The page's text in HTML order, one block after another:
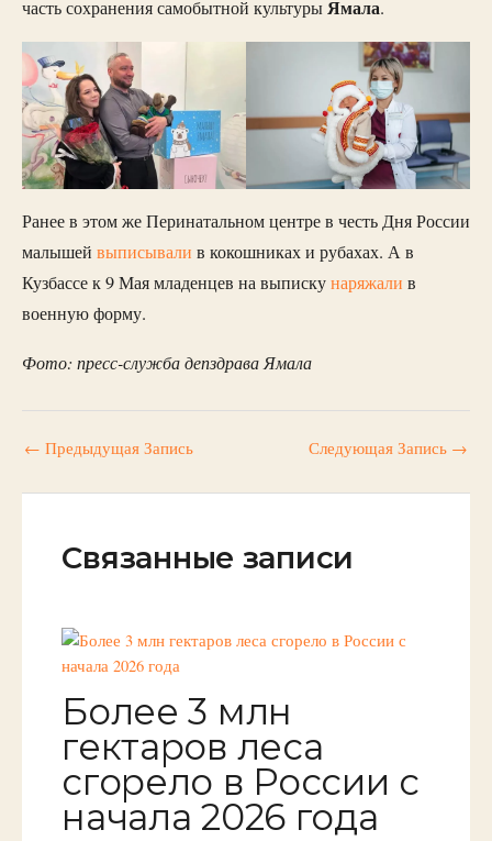
часть сохранения самобытной культурыЯмала.
Ранее в этом же Перинатальном центре в честь Дня России
малышей выписывали в кокошниках и рубахах. А в
Кузбассе к 9 Мая младенцев на выпискунаряжали в
военную форму.
Фото: пресс-служба депздрава Ямала
← Предыдущая Запись Следующая Запись →
Связанные записи
Более 3 млн
гектаров леса
сгорело в России с
начала 2026 года